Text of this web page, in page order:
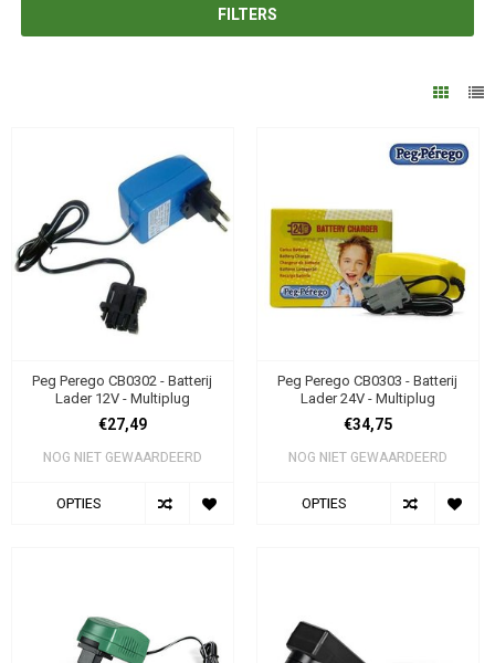
FILTERS
Peg Perego CB0302 - Batterij
Lader 12V - Multiplug
€27,49
NOG NIET GEWAARDEERD
OPTIES
Peg Perego CB0303 - Batterij
Lader 24V - Multiplug
€34,75
NOG NIET GEWAARDEERD
OPTIES